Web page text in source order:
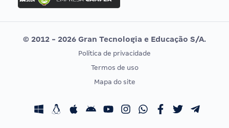
Concurso MPU
Editais publicados
Vunesp
CONCURSOS POR PROFISSÃO
Concursos Fiscais
EXAME DE ORDEM
Calendário OAB
© 2012 - 2026 Gran Tecnologia e Educação S/A.
Política de privacidade
Termos de uso
Mapa do site